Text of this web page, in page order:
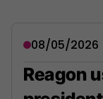
08/05/2026
Reagon